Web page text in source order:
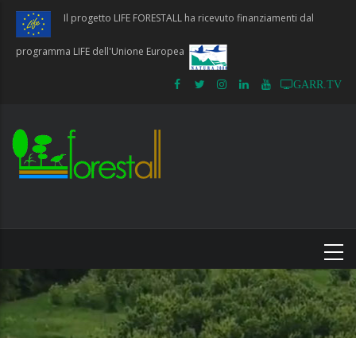
Salta
contenuto
principale
Il progetto LIFE FORESTALL ha ricevuto finanziamenti dal
programma LIFE dell'Unione Europea
GARR.TV